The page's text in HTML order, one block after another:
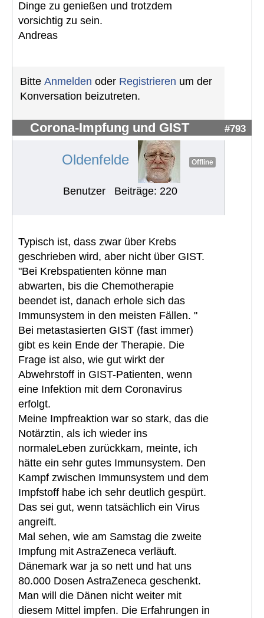
Dinge zu genießen und trotzdem
vorsichtig zu sein.
Andreas
Bitte Anmelden oder Registrieren um der
Konversation beizutreten.
Corona-Impfung und GIST #793
Oldenfelde Offline
Benutzer Beiträge: 220
Typisch ist, dass zwar über Krebs
geschrieben wird, aber nicht über GIST.
"Bei Krebspatienten könne man
abwarten, bis die Chemotherapie
beendet ist, danach erhole sich das
Immunsystem in den meisten Fällen. "
Bei metastasierten GIST (fast immer)
gibt es kein Ende der Therapie. Die
Frage ist also, wie gut wirkt der
Abwehrstoff in GIST-Patienten, wenn
eine Infektion mit dem Coronavirus
erfolgt.
Meine Impfreaktion war so stark, das die
Notärztin, als ich wieder ins
normaleLeben zurückkam, meinte, ich
hätte ein sehr gutes Immunsystem. Den
Kampf zwischen Immunsystem und dem
Impfstoff habe ich sehr deutlich gespürt.
Das sei gut, wenn tatsächlich ein Virus
angreift.
Mal sehen, wie am Samstag die zweite
Impfung mit AstraZeneca verläuft.
Dänemark war ja so nett und hat uns
80.000 Dosen AstraZeneca geschenkt.
Man will die Dänen nicht weiter mit
diesem Mittel impfen. Die Erfahrungen in